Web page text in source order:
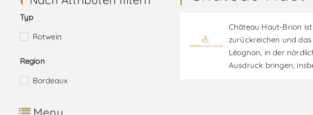
Château Haut-Brion
zurückreichen und das
Léognan, in der
Ausdruck bringen,
Typ
Rotwein
Region
Bordeaux